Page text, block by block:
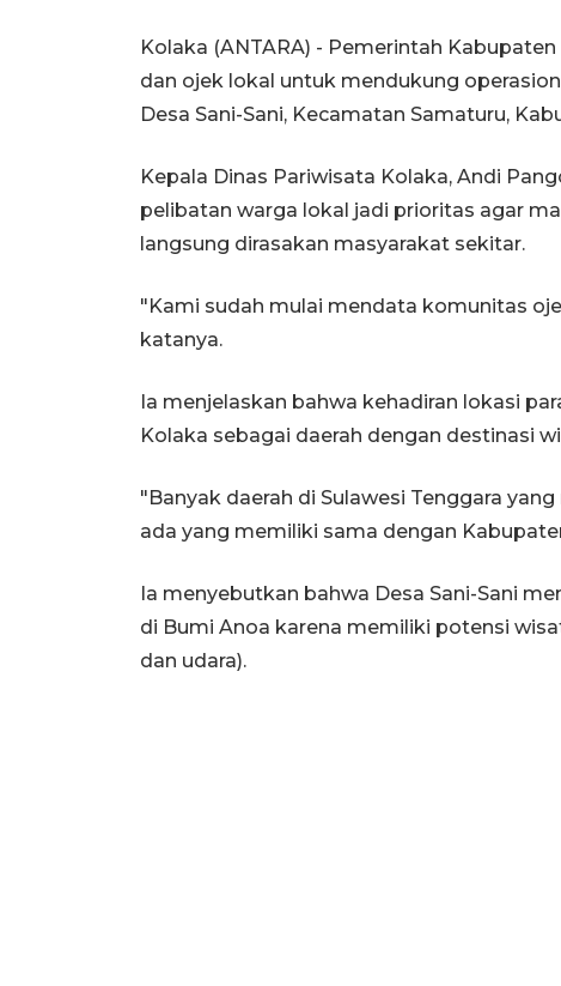
Kolaka (ANTARA) - Pemerintah
dan ojek lokal untuk mendukung
Desa Sani-Sani, Kecamatan Samaturu,
Kepala Dinas Pariwisata Kolaka, Andi
pelibatan warga lokal jadi prioritas agar
langsung dirasakan masyarakat sekitar.
"Kami sudah mulai mendata komunitas
katanya.
Ia menjelaskan bahwa kehadiran lokasi
Kolaka sebagai daerah dengan destinasi
"Banyak daerah di Sulawesi Tenggara
ada yang memiliki sama dengan
Ia menyebutkan bahwa Desa Sani-Sani
di Bumi Anoa karena memiliki potensi
dan udara).